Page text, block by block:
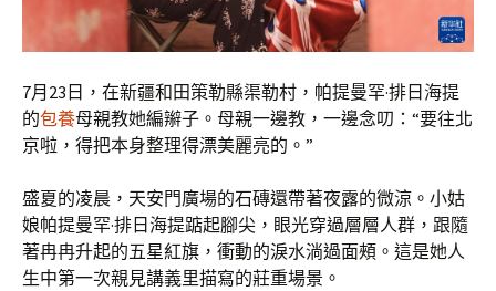
7月23日，在新疆和田策勒縣渠勒村，帕提曼罕·排日海提
的包養母親教她編辮子。母親一邊教，一邊念叨：“要往北
京啦，得把本身整理得漂美麗亮的。”
盛夏的凌晨，天安門廣場的石磚還帶著夜露的微涼。小姑
娘帕提曼罕·排日海提踮起腳尖，眼光穿過層層人群，跟隨
著冉冉升起的五星紅旗，衝動的淚水淌過面頰。這是她人
生中第一次親見講義里描寫的莊重場景。